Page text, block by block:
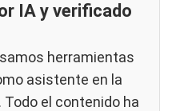
IA y verificado
herramientas
asistente en la
el contenido ha